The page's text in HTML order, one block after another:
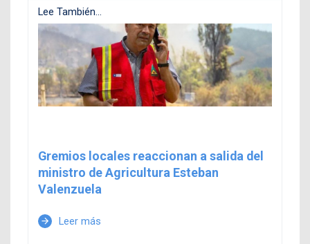
Lee También...
Gremios locales reaccionan a salida del
ministro de Agricultura Esteban
Valenzuela
arrow_forward Leer más